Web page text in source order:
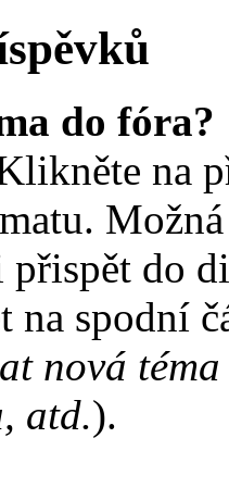
do fóra?
na
přispět do
na spodní
nová
atd.).